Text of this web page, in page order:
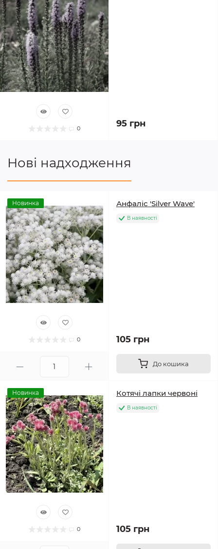
0 95 грн
Нові надходження
Новинка
0
Анфаліс 'Silver Wave'
В наявності
105 грн
До кошика
Новинка
0
Котячі лапки червоні
В наявності
105 грн